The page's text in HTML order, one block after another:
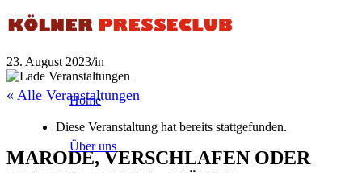
Home
Über uns
23. August 2023/in
« Alle Veranstaltungen
Diese Veranstaltung hat bereits stattgefunden.
MARODE, VERSCHLAFEN ODER